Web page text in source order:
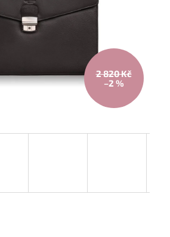
2 820 Kč
–2 %